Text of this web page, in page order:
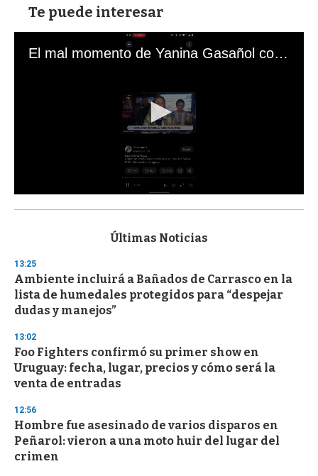
Te puede interesar
El mal momento de Yanina Gasañol con un hincha argentino en "Subrayado"
s
d
s
o
f
3
s
e
c
o
n
Últimas Noticias
13:25
Ambiente incluirá a Bañados de Carrasco en la
lista de humedales protegidos para “despejar
dudas y manejos”
13:02
Foo Fighters confirmó su primer show en
Uruguay: fecha, lugar, precios y cómo será la
venta de entradas
12:56
Hombre fue asesinado de varios disparos en
Peñarol: vieron a una moto huir del lugar del
crimen